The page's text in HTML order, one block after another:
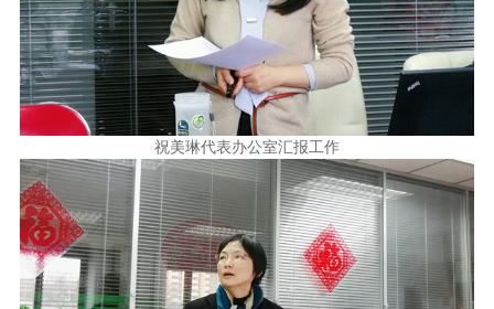
祝美琳代表办公室汇报工作